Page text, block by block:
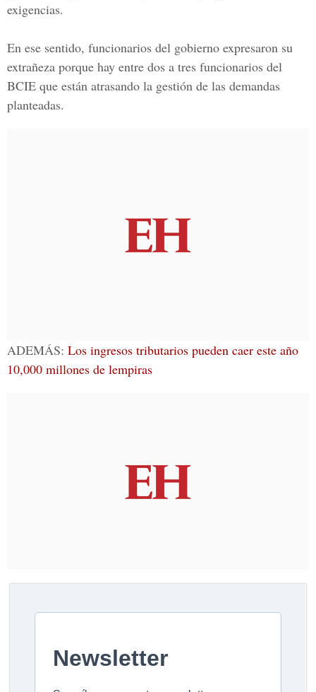
exigencias.
En ese sentido, funcionarios del gobierno expresaron su
extrañeza porque hay entre dos a tres funcionarios del
BCIE que están atrasando la gestión de las demandas
planteadas.
ADEMÁS: Los ingresos tributarios pueden caer este año
10,000 millones de lempiras